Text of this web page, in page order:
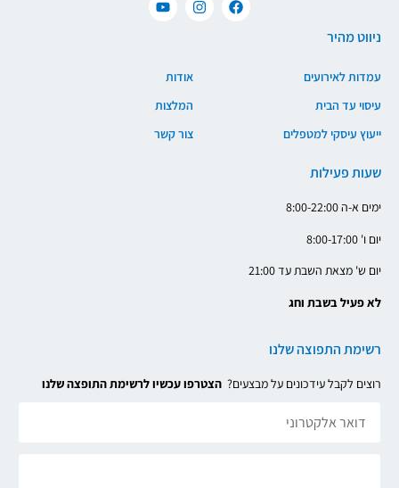
ניווט מהיר
עמדות לאירועים
עיסוי עד הבית
ייעוץ עיסקי למטפלים
אודות
המלצות
צור קשר
שעות פעילות
ימים א-ה 8:00-22:00
יום ו' 8:00-17:00
יום ש' מצאת השבת עד 21:00
לא פעיל בשבת וחג
רשימת התפוצה שלנו
רוצים לקבל עידכונים על מבצעים? הצטרפו עכשיו לרשימת התופצה שלנו